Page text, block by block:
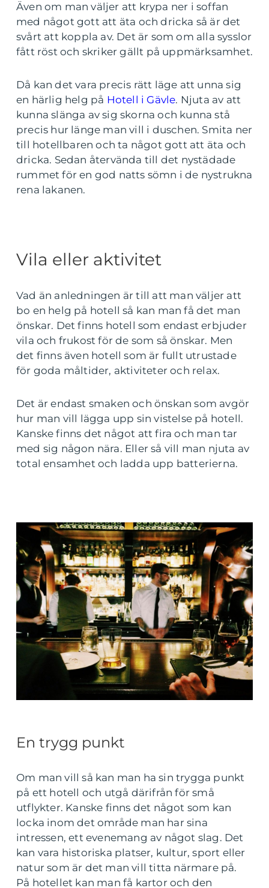
Även om man väljer att krypa ner i soffan
med något gott att äta och dricka så är det
svårt att koppla av. Det är som om alla sysslor
fått röst och skriker gällt på uppmärksamhet.
Då kan det vara precis rätt läge att unna sig
en härlig helg på Hotell i Gävle. Njuta av att
kunna slänga av sig skorna och kunna stå
precis hur länge man vill i duschen. Smita ner
till hotellbaren och ta något gott att äta och
dricka. Sedan återvända till det nystädade
rummet för en god natts sömn i de nystrukna
rena lakanen.
Vila eller aktivitet
Vad än anledningen är till att man väljer att
bo en helg på hotell så kan man få det man
önskar. Det finns hotell som endast erbjuder
vila och frukost för de som så önskar. Men
det finns även hotell som är fullt utrustade
för goda måltider, aktiviteter och relax.
Det är endast smaken och önskan som avgör
hur man vill lägga upp sin vistelse på hotell.
Kanske finns det något att fira och man tar
med sig någon nära. Eller så vill man njuta av
total ensamhet och ladda upp batterierna.
En trygg punkt
Om man vill så kan man ha sin trygga punkt
på ett hotell och utgå därifrån för små
utflykter. Kanske finns det något som kan
locka inom det område man har sina
intressen, ett evenemang av något slag. Det
kan vara historiska platser, kultur, sport eller
natur som är det man vill titta närmare på.
På hotellet kan man få kartor och den